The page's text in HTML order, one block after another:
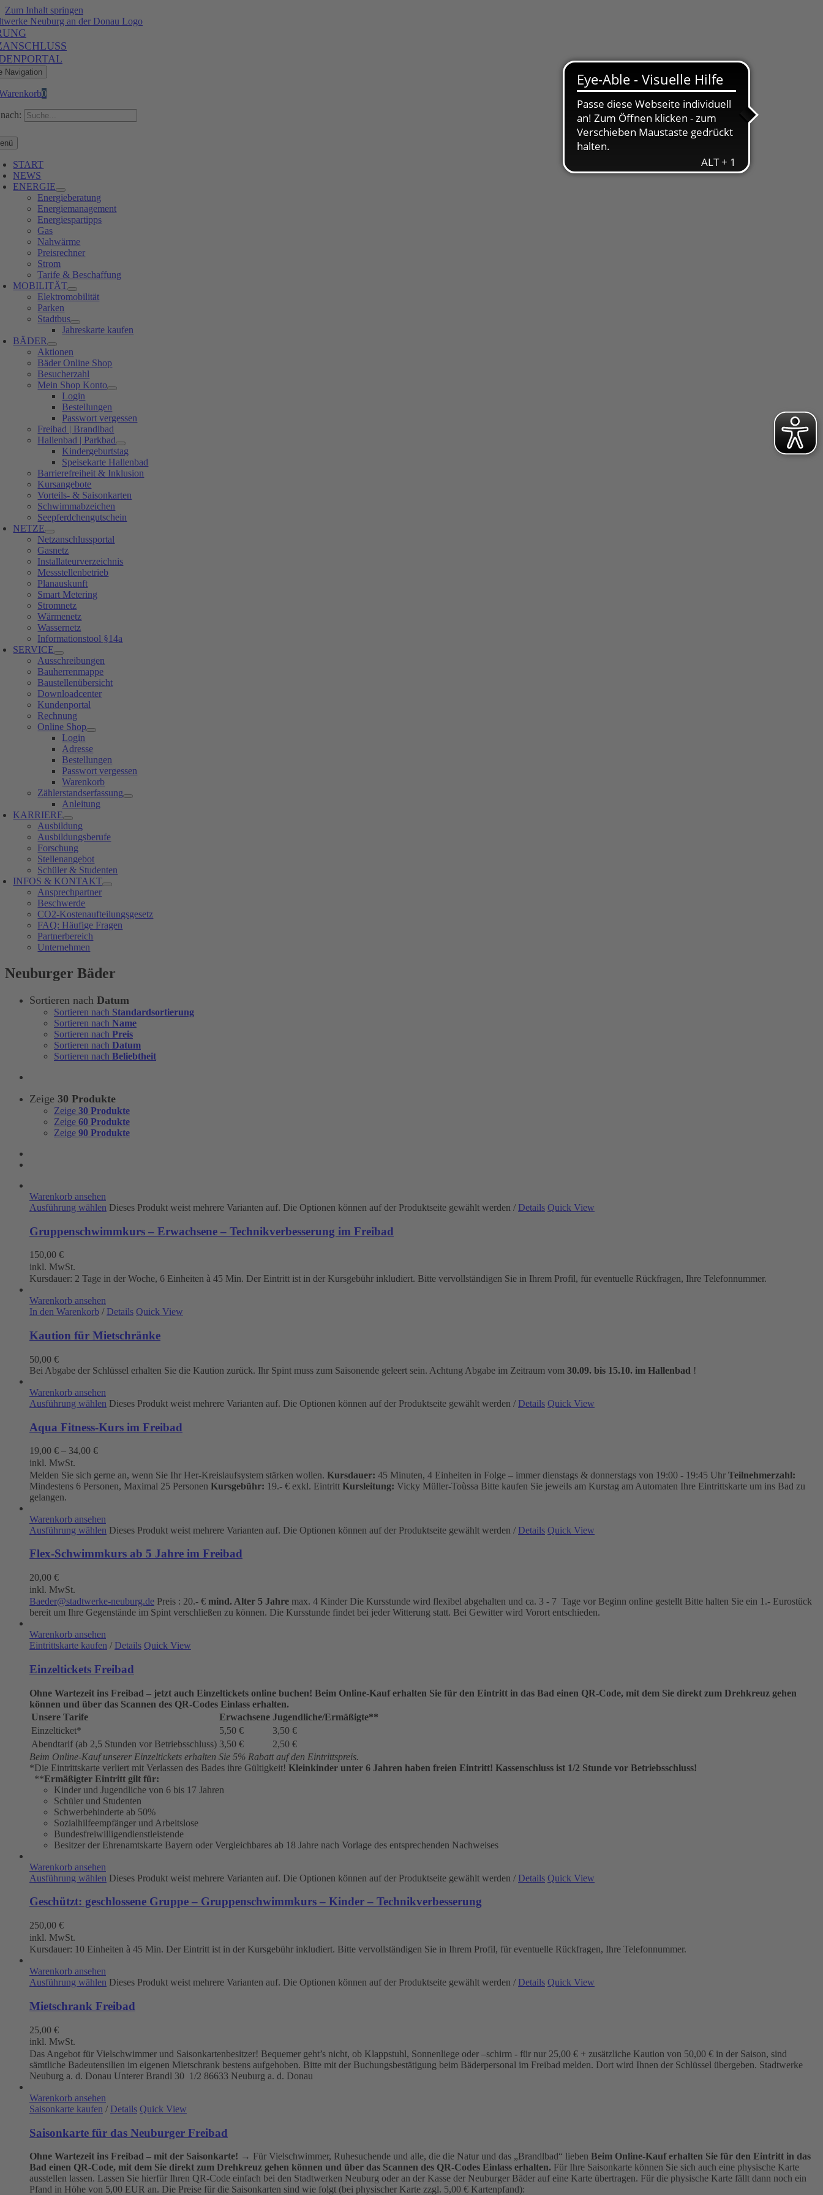
Zum Inhalt springen
Navigation
0
START
NEWS
ENERGIE
Energieberatung
Energiemanagement
Energiespartipps
Gas
Nahwärme
Preisrechner
Strom
Tarife & Beschaffung
MOBILITÄT
Elektromobilität
Parken
Stadtbus
Jahreskarte kaufen
BÄDER
Aktionen
Bäder Online Shop
Besucherzahl
Mein Shop Konto
Login
Bestellungen
Passwort vergessen
Freibad | Brandlbad
Hallenbad | Parkbad
Kindergeburtstag
Speisekarte Hallenbad
Barrierefreiheit & Inklusion
Kursangebote
Vorteils- & Saisonkarten
Schwimmabzeichen
Seepferdchengutschein
NETZE
Netzanschlussportal
Gasnetz
Installateurverzeichnis
Messstellenbetrieb
Planauskunft
Smart Metering
Stromnetz
Wärmenetz
Wassernetz
Informationstool §14a
SERVICE
Ausschreibungen
Bauherrenmappe
Baustellenübersicht
Downloadcenter
Kundenportal
Rechnung
Online Shop
Login
Adresse
Bestellungen
Passwort vergessen
Warenkorb
Zählerstandserfassung
Anleitung
KARRIERE
Ausbildung
Ausbildungsberufe
Forschung
Stellenangebot
Schüler & Studenten
INFOS & KONTAKT
Ansprechpartner
Beschwerde
CO2-Kostenaufteilungsgesetz
FAQ: Häufige Fragen
Partnerbereich
Unternehmen
Neuburger Bäder
Sortieren nach Datum
Sortieren nach Standardsortierung
Sortieren nach Name
Sortieren nach Preis
Sortieren nach Datum
Sortieren nach Beliebtheit
Zeige 30 Produkte
Zeige 30 Produkte
Zeige 60 Produkte
Zeige 90 Produkte
Warenkorb ansehen
Ausführung wählen Dieses Produkt weist mehrere Varianten auf. Die Optionen können auf der Produktseite gewählt werden / Details Quick View
Gruppenschwimmkurs – Erwachsene – Technikverbesserung im Freibad
150,00 €
inkl. MwSt.
Kursdauer: 2 Tage in der Woche, 6 Einheiten à 45 Min. Der Eintritt ist in der Kursgebühr inkludiert. Bitte vervollständigen Sie in Ihrem Profil, für eventuelle Rückfragen, Ihre Telefonnummer.
Warenkorb ansehen
In den Warenkorb / Details Quick View
Kaution für Mietschränke
50,00 €
Bei Abgabe der Schlüssel erhalten Sie die Kaution zurück. Ihr Spint muss zum Saisonende geleert sein. Achtung Abgabe im Zeitraum vom 30.09. bis 15.10. im Hallenbad !
Warenkorb ansehen
Ausführung wählen Dieses Produkt weist mehrere Varianten auf. Die Optionen können auf der Produktseite gewählt werden / Details Quick View
Aqua Fitness-Kurs im Freibad
19,00 € – 34,00 €
inkl. MwSt.
Melden Sie sich gerne an, wenn Sie Ihr Her-Kreislaufsystem stärken wollen. Kursdauer: 45 Minuten, 4 Einheiten in Folge – immer dienstags & donnerstags von 19:00 - 19:45 Uhr Teilnehmerzahl:
Mindestens 6 Personen, Maximal 25 Personen Kursgebühr: 19.- € exkl. Eintritt Kursleitung: Vicky Müller-Toùssa Bitte kaufen Sie jeweils am Kurstag am Automaten Ihre Eintrittskarte um ins Bad zu
gelangen.
Warenkorb ansehen
Ausführung wählen Dieses Produkt weist mehrere Varianten auf. Die Optionen können auf der Produktseite gewählt werden / Details Quick View
Flex-Schwimmkurs ab 5 Jahre im Freibad
20,00 €
inkl. MwSt.
Baeder@stadtwerke-neuburg.de Preis : 20.- € mind. Alter 5 Jahre max. 4 Kinder Die Kursstunde wird flexibel abgehalten und ca. 3 - 7 Tage vor Beginn online gestellt Bitte halten Sie ein 1.- Eurostück
bereit um Ihre Gegenstände im Spint verschließen zu können. Die Kursstunde findet bei jeder Witterung statt. Bei Gewitter wird Vorort entschieden.
Warenkorb ansehen
Eintrittskarte kaufen / Details Quick View
Einzeltickets Freibad
Ohne Wartezeit ins Freibad – jetzt auch Einzeltickets online buchen! Beim Online-Kauf erhalten Sie für den Eintritt in das Bad einen QR-Code, mit dem Sie direkt zum Drehkreuz gehen
können und über das Scannen des QR-Codes Einlass erhalten.
Unsere Tarife
Erwachsene Jugendliche/Ermäßigte**
Einzelticket*
5,50 €
3,50 €
Abendtarif (ab 2,5 Stunden vor Betriebsschluss) 3,50 €
2,50 €
Beim Online-Kauf unserer Einzeltickets erhalten Sie 5% Rabatt auf den Eintrittspreis.
*Die Eintrittskarte verliert mit Verlassen des Bades ihre Gültigkeit! Kleinkinder unter 6 Jahren haben freien Eintritt! Kassenschluss ist 1/2 Stunde vor Betriebsschluss!
**Ermäßigter Eintritt gilt für:
Kinder und Jugendliche von 6 bis 17 Jahren
Schüler und Studenten
Schwerbehinderte ab 50%
Sozialhilfeempfänger und Arbeitslose
Bundesfreiwilligendienstleistende
Besitzer der Ehrenamtskarte Bayern oder Vergleichbares ab 18 Jahre nach Vorlage des entsprechenden Nachweises
Warenkorb ansehen
Ausführung wählen Dieses Produkt weist mehrere Varianten auf. Die Optionen können auf der Produktseite gewählt werden / Details Quick View
Geschützt: geschlossene Gruppe – Gruppenschwimmkurs – Kinder – Technikverbesserung
250,00 €
inkl. MwSt.
Kursdauer: 10 Einheiten à 45 Min. Der Eintritt ist in der Kursgebühr inkludiert. Bitte vervollständigen Sie in Ihrem Profil, für eventuelle Rückfragen, Ihre Telefonnummer.
Warenkorb ansehen
Ausführung wählen Dieses Produkt weist mehrere Varianten auf. Die Optionen können auf der Produktseite gewählt werden / Details Quick View
Mietschrank Freibad
25,00 €
inkl. MwSt.
Das Angebot für Vielschwimmer und Saisonkartenbesitzer! Bequemer geht’s nicht, ob Klappstuhl, Sonnenliege oder –schirm - für nur 25,00 € + zusätzliche Kaution von 50,00 € in der Saison, sind
sämtliche Badeutensilien im eigenen Mietschrank bestens aufgehoben. Bitte mit der Buchungsbestätigung beim Bäderpersonal im Freibad melden. Dort wird Ihnen der Schlüssel übergeben. Stadtwerke
Neuburg a. d. Donau Unterer Brandl 30 1/2 86633 Neuburg a. d. Donau
Warenkorb ansehen
Saisonkarte kaufen / Details Quick View
Saisonkarte für das Neuburger Freibad
Ohne Wartezeit ins Freibad – mit der Saisonkarte! → Für Vielschwimmer, Ruhesuchende und alle, die die Natur und das „Brandlbad“ lieben Beim Online-Kauf erhalten Sie für den Eintritt in das
Bad einen QR-Code, mit dem Sie direkt zum Drehkreuz gehen können und über das Scannen des QR-Codes Einlass erhalten. Für Ihre Saisonkarte können Sie sich auch eine physische Karte
ausstellen lassen. Lassen Sie hierfür Ihren QR-Code einfach bei den Stadtwerken Neuburg oder an der Kasse der Neuburger Bäder auf eine Karte übertragen. Für die physische Karte fällt dann noch ein
Pfand in Höhe von 5,00 EUR an. Die Preise für die Saisonkarten sind wie folgt (bei physischer Karte zzgl. 5,00 € Kartenpfand):